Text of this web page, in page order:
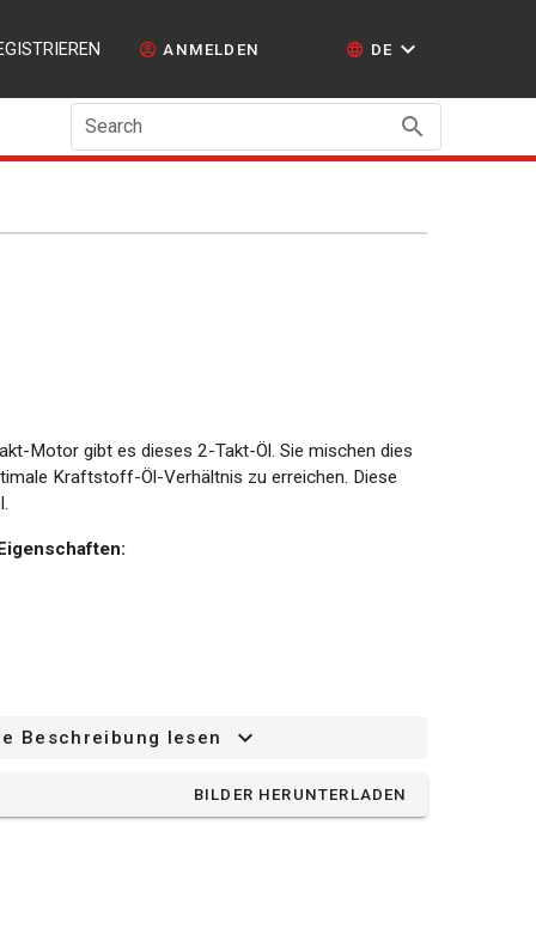
ANMELDEN DE
Search
Motor gibt es dieses 2-Takt-Öl. Sie mischen dies
Kraftstoff-Öl-Verhältnis zu erreichen. Diese
Beschreibung lesen
BILDER HERUNTERLADEN